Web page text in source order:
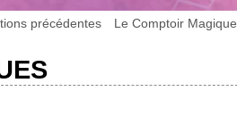
précédentes Le Comptoir Magique